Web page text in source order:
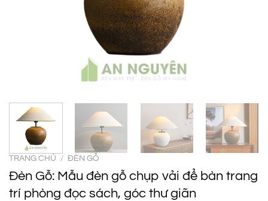
TRANG CHỦ / ĐÈN GỖ
Đèn Gỗ: Mẫu đèn gỗ chụp vải để bàn trang
trí phòng đọc sách, góc thư giãn